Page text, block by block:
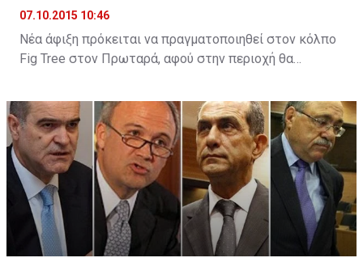
07.10.2015 10:46
Νέα άφιξη πρόκειται να πραγματοποιηθεί στον κόλπο
Fig Tree στον Πρωταρά, αφού στην περιοχή θα
King Jason Protaras. Το νέο ξενοδοχείο θα
λειτουργήσει στα μέσα Απριλίου του 2016.